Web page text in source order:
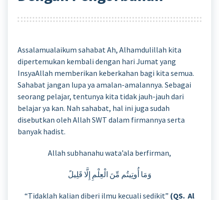
Assalamualaikum sahabat Ah, Alhamdulillah kita
dipertemukan kembali dengan hari Jumat yang
InsyaAllah memberikan keberkahan bagi kita semua.
Sahabat jangan lupa ya amalan-amalannya. Sebagai
seorang pelajar, tentunya kita tidak jauh-jauh dari
belajar ya kan. Nah sahabat, hal ini juga sudah
disebutkan oleh Allah SWT dalam firmannya serta
banyak hadist.
Allah subhanahu wata’ala berfirman,
وَمَا أُوتِيتُم مِّنَ الْعِلْمِ إِلَّا قَلِيلً
“Tidaklah kalian diberi ilmu kecuali sedikit” (QS. Al